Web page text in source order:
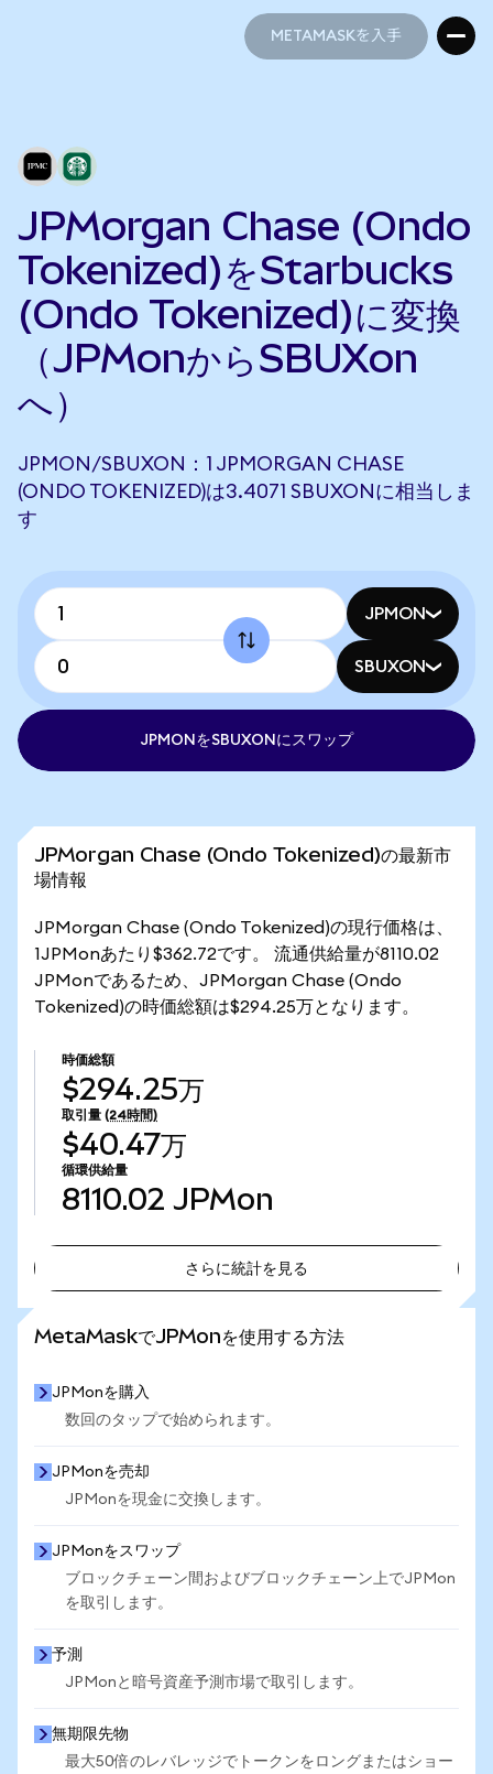
METAMASKを入手
JPMorgan Chase (Ondo
Tokenized)をStarbucks
(Ondo Tokenized)に変換
（JPMonからSBUXon
へ）
JPMON/SBUXON：1 JPMORGAN CHASE
(ONDO TOKENIZED)は3.4071 SBUXONに相当しま
す
JPMON
SBUXON
JPMONをSBUXONにスワップ
JPMorgan Chase (Ondo Tokenized)の最新市
場情報
JPMorgan Chase (Ondo Tokenized)の現行価格は、
1JPMonあたり$362.72です。 流通供給量が8110.02
JPMonであるため、JPMorgan Chase (Ondo
Tokenized)の時価総額は$294.25万となります。
時価総額
$294.25万
取引量 (24時間)
$40.47万
循環供給量
8110.02 JPMon
さらに統計を見る
MetaMaskでJPMonを使用する方法
JPMonを購入
数回のタップで始められます。
JPMonを売却
JPMonを現金に交換します。
JPMonをスワップ
ブロックチェーン間およびブロックチェーン上でJPMon
を取引します。
予測
JPMonと暗号資産予測市場で取引します。
無期限先物
最大50倍のレバレッジでトークンをロングまたはショー